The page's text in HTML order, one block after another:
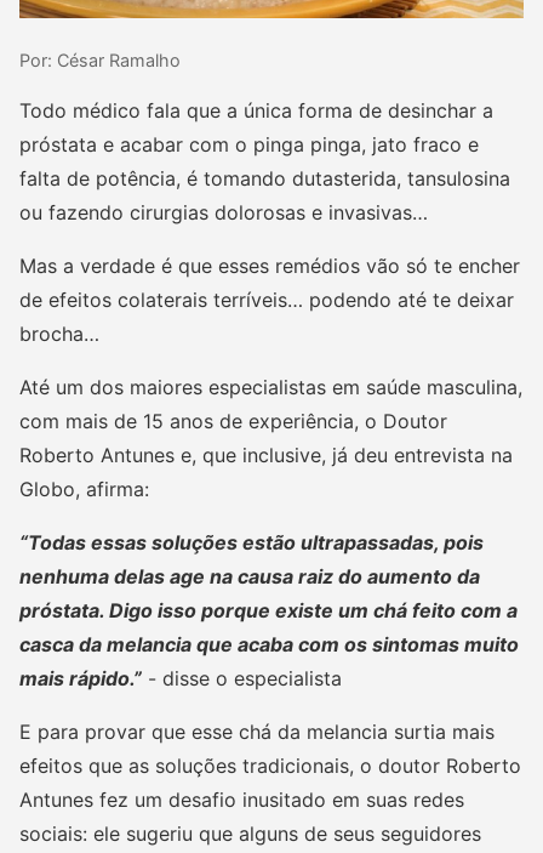
Por: César Ramalho
Todo médico fala que a única forma de desinchar a
próstata e acabar com o pinga pinga, jato fraco e
falta de potência, é tomando dutasterida, tansulosina
ou fazendo cirurgias dolorosas e invasivas…
Mas a verdade é que esses remédios vão só te encher
de efeitos colaterais terríveis… podendo até te deixar
brocha…
Até um dos maiores especialistas em saúde masculina,
com mais de 15 anos de experiência, o Doutor
Roberto Antunes e, que inclusive, já deu entrevista na
Globo, afirma:
“Todas essas soluções estão ultrapassadas, pois
nenhuma delas age na causa raiz do aumento da
próstata. Digo isso porque existe um chá feito com a
casca da melancia que acaba com os sintomas muito
mais rápido.” - disse o especialista
E para provar que esse chá da melancia surtia mais
efeitos que as soluções tradicionais, o doutor Roberto
Antunes fez um desafio inusitado em suas redes
sociais: ele sugeriu que alguns de seus seguidores